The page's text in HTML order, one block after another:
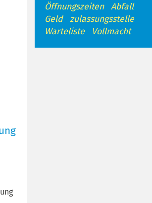
Öffnungszeiten
Abfall
Geld
zulassungsstelle
Warteliste
Vollmacht